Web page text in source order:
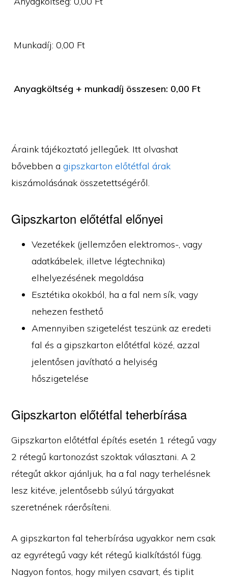
Munkadíj:0,00 Ft
Anyagköltség + munkadíj összesen: 0,00 Ft
Áraink tájékoztató jellegűek. Itt olvashat
bővebben agipszkarton előtétfal árak
kiszámolásának összetettségéről.
Gipszkarton előtétfal előnyei
Vezetékek (jellemzően elektromos-, vagy
adatkábelek, illetve légtechnika)
elhelyezésének megoldása
Esztétika okokból, ha a fal nem sík, vagy
nehezen festhető
Amennyiben szigetelést teszünk az eredeti
fal és a gipszkarton előtétfal közé, azzal
jelentősen javítható a helyiség
hőszigetelése
Gipszkarton előtétfal teherbírása
Gipszkarton előtétfal építés esetén 1 rétegű vagy
2 rétegű kartonozást szoktak választani. A 2
rétegűt akkor ajánljuk, ha a fal nagy terhelésnek
lesz kitéve, jelentősebb súlyú tárgyakat
szeretnének ráerősíteni.
A gipszkarton fal teherbírása ugyakkor nem csak
az egyrétegű vagy két rétegű kialkítástól függ.
Nagyon fontos, hogy milyen csavart, és tiplit